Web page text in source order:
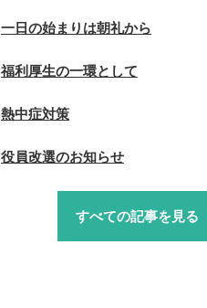
一日の始まりは朝礼から
福利厚生の一環として
熱中症対策
役員改選のお知らせ
すべての記事を見る